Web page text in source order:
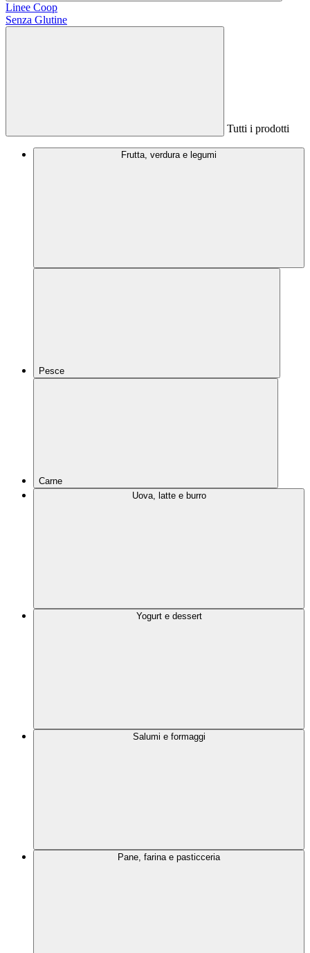
Linee Coop
Senza Glutine
Tutti i prodotti
Frutta, verdura e legumi
Pesce
Carne
Uova, latte e burro
Yogurt e dessert
Salumi e formaggi
Pane, farina e pasticceria